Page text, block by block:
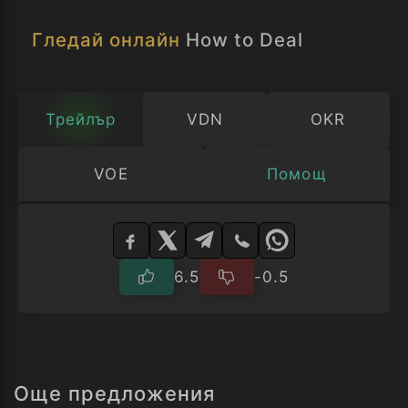
проблеми, но за сметка на това
Гледай онлайн How to Deal
Трейлър VDN OKR
VOE Помощ
Изберете
6.5 -0.5
Още предложения